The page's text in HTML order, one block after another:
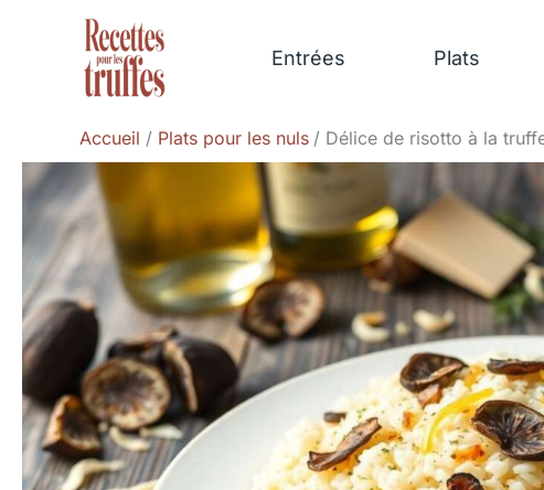
Entrées Plats
Accueil Plats pour les nuls Délice de risotto à la